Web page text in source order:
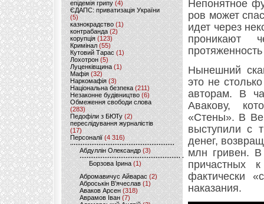
епідемія грипу (4)
ЄДАПС: приватизація України
(5)
казнокрадство (1)
контрабанда (2)
корупція (123)
Кримінал (55)
Кутовий Тарас (1)
Лохотрон(5)
Луценківщина (1)
Мафія (32)
Наркомафія (3)
Національна безпека (211)
Незаконне будівництво(6)
Обмеження свободи слова
(283)
Педофіли з БЮТу (2)
переслідування журналістів
(17)
Персоналії (4 316)
Абдуллін Олександр (3)
Борзова Ірина(1)
Абромавичус Айварас (2)
Аброськін В’ячеслав(1)
Аваков Арсен (318)
Аврамов Іван (7)
Непонятное
ров может
идет через
проникают
Нынешний
это не
авторам. В
Авакову,
«Стены». В
выступили с
денег,
млн гривен.
причастных
фактически
наказания.